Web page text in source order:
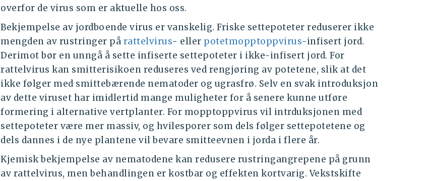
overfor de virus som er aktuelle hos oss.
Bekjempelse av jordboende virus er vanskelig. Friske settepoteter reduserer ikke
mengden av rustringer på rattelvirus- eller potetmopptoppvirus-infisert jord.
Derimot bør en unngå å sette infiserte settepoteter i ikke-infisert jord. For
rattelvirus kan smitterisikoen reduseres ved rengjøring av potetene, slik at det
ikke følger med smittebærende nematoder og ugrasfrø. Selv en svak introduksjon
av dette viruset har imidlertid mange muligheter for å senere kunne utføre
formering i alternative vertplanter. For mopptoppvirus vil intrduksjonen med
settepoteter være mer massiv, og hvilesporer som dels følger settepotetene og
dels dannes i de nye plantene vil bevare smitteevnen i jorda i flere år.
Kjemisk bekjempelse av nematodene kan redusere rustringangrepene på grunn
av rattelvirus, men behandlingen er kostbar og effekten kortvarig. Vekstskifte